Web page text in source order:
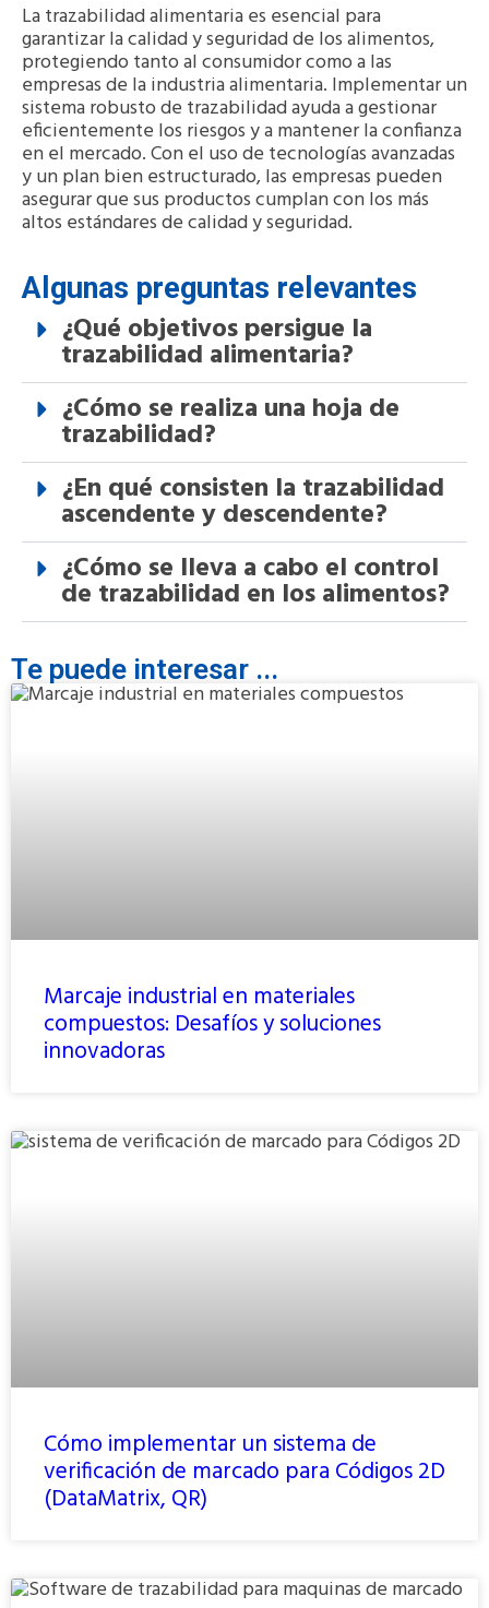
La trazabilidad alimentaria es esencial para
garantizar la calidad y seguridad de los alimentos,
protegiendo tanto al consumidor como a las
empresas de la industria alimentaria. Implementar un
sistema robusto de trazabilidad ayuda a gestionar
eficientemente los riesgos y a mantener la confianza
en el mercado. Con el uso de tecnologías avanzadas
y un plan bien estructurado, las empresas pueden
asegurar que sus productos cumplan con los más
altos estándares de calidad y seguridad.
Algunas preguntas relevantes
¿Qué objetivos persigue la
trazabilidad alimentaria?
¿Cómo se realiza una hoja de
trazabilidad?
¿En qué consisten la trazabilidad
ascendente y descendente?
¿Cómo se lleva a cabo el control
de trazabilidad en los alimentos?
Te puede interesar ...
Marcaje industrial en materiales
compuestos: Desafíos y soluciones
innovadoras
Cómo implementar un sistema de
verificación de marcado para Códigos 2D
(DataMatrix, QR)